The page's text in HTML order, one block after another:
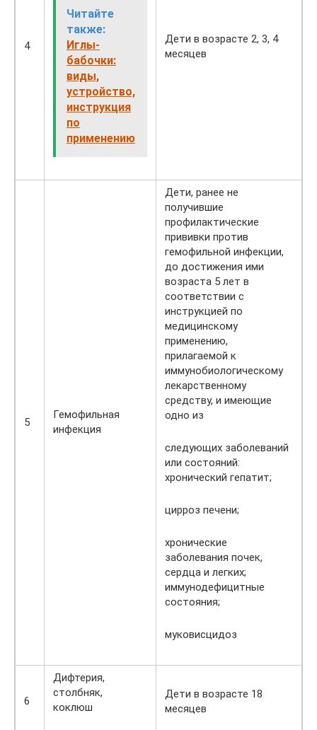
4
Читайте
также:
Иглы-
бабочки:
виды,
устройство,
инструкция
по
применению
Дети в возрасте 2, 3, 4
месяцев
5
Гемофильная
инфекция
Дети, ранее не
получившие
профилактические
прививки против
гемофильной инфекции,
до достижения ими
возраста 5 лет в
соответствии с
инструкцией по
медицинскому
применению,
прилагаемой к
иммунобиологическому
лекарственному
средству, и имеющие
одно из
следующих заболеваний
или состояний:
хронический гепатит;
цирроз печени;
хронические
заболевания почек,
сердца и легких;
иммунодефицитные
состояния;
муковисцидоз
6
Дифтерия,
столбняк,
коклюш
Дети в возрасте 18
месяцев